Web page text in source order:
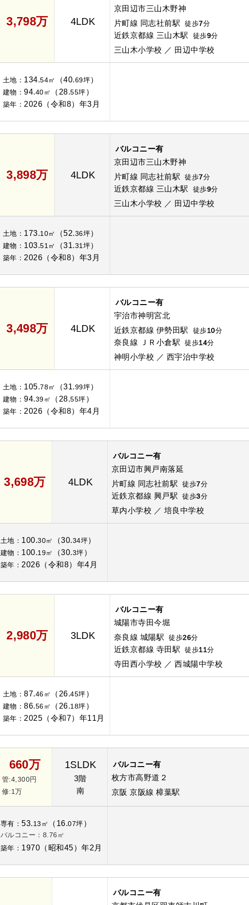
3,798万 4LDK
京田辺市三山木野神
片町線 同志社前駅 徒歩7分
近鉄京都線 三山木駅 徒歩9分
三山木小学校 ／ 田辺中学校
土地： 134.54㎡ （40.69坪）
建物：94.40㎡ （28.55坪）
築年： 2026（令和8）年3月
3,898万 4LDK
バルコニー有
京田辺市三山木野神
片町線 同志社前駅 徒歩7分
近鉄京都線 三山木駅 徒歩9分
三山木小学校 ／ 田辺中学校
土地： 173.10㎡ （52.36坪）
建物： 103.51㎡ （31.31坪）
築年： 2026（令和8）年3月
3,498万 4LDK
バルコニー有
宇治市神明宮北
近鉄京都線 伊勢田駅
徒歩10分
奈良線 ＪＲ小倉駅 徒歩14分
神明小学校 ／ 西宇治中学校
土地： 105.78㎡ （31.99坪）
建物：94.39㎡ （28.55坪）
築年： 2026（令和8）年4月
3,698万 4LDK
バルコニー有
京田辺市興戸南落延
片町線 同志社前駅 徒歩7分
近鉄京都線 興戸駅 徒歩3分
草内小学校 ／ 培良中学校
土地： 100.30㎡ （30.34坪）
建物： 100.19㎡ （30.3坪）
築年： 2026（令和8）年4月
2,980万 3LDK
バルコニー有
城陽市寺田今堀
奈良線 城陽駅 徒歩26分
近鉄京都線 寺田駅 徒歩11分
寺田西小学校 ／ 西城陽中学校
土地：87.46㎡ （26.45坪）
建物：86.56㎡ （26.18坪）
築年： 2025（令和7）年11月
660万
管:4,300円
修:1万
1SLDK
3階
南
バルコニー有
枚方市高野道２
京阪 京阪線 樟葉駅
専有：53.13㎡ （16.07坪）
バルコニー：8.76㎡
築年： 1970（昭和45）年2月
バルコニー有